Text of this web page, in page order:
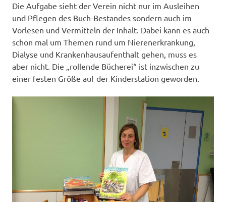
Die Aufgabe sieht der Verein nicht nur im Ausleihen
und Pflegen des Buch-Bestandes sondern auch im
Vorlesen und Vermitteln der Inhalt. Dabei kann es auch
schon mal um Themen rund um Nierenerkrankung,
Dialyse und Krankenhausaufenthalt gehen, muss es
aber nicht. Die „rollende Bücherei“ ist inzwischen zu
einer festen Größe auf der Kinderstation geworden.